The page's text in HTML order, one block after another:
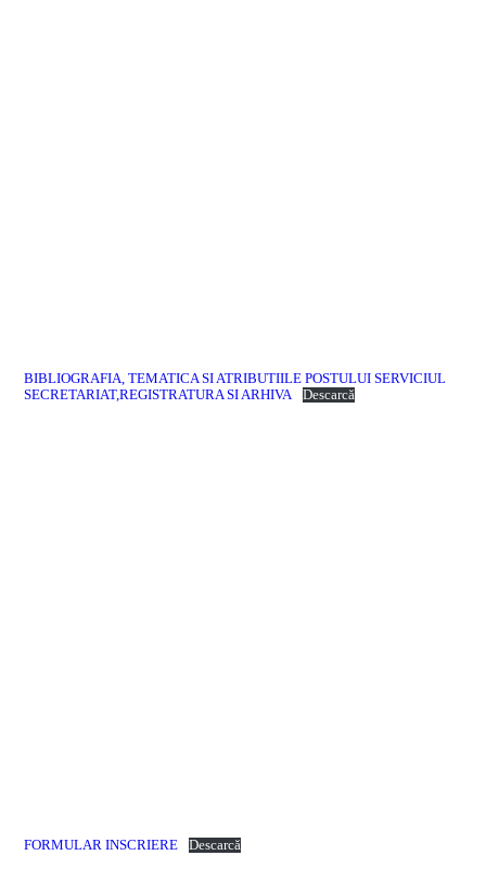
BIBLIOGRAFIA, TEMATICA SI ATRIBUTIILE POSTULUI SERVICIUL
SECRETARIAT,REGISTRATURA SI ARHIVA
Descarcă
FORMULAR INSCRIERE Descarcă